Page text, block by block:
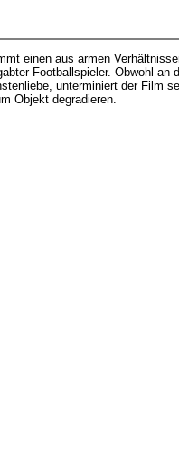
einen aus armen
Footballspieler. Obwohl
unterminiert der Film
Objekt degradieren.